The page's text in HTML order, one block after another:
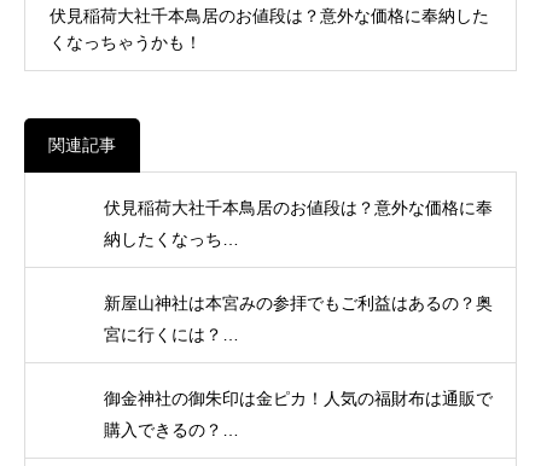
伏見稲荷大社千本鳥居のお値段は？意外な価格に奉納した
くなっちゃうかも！
関連記事
伏見稲荷大社千本鳥居のお値段は？意外な価格に奉
納したくなっち…
新屋山神社は本宮みの参拝でもご利益はあるの？奥
宮に行くには？…
御金神社の御朱印は金ピカ！人気の福財布は通販で
購入できるの？…